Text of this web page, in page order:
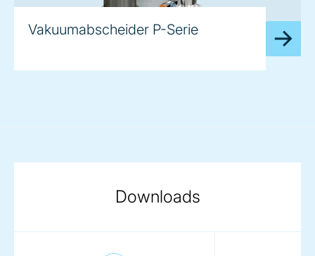
Vakuumabscheider P-Serie
Downloads